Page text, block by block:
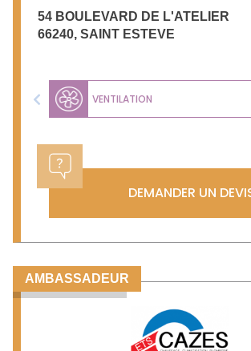
54 BOULEVARD DE L'ATELIER
66240, SAINT ESTEVE
VENTILATION
Previous
DEMANDER UN
AMBASSADEUR